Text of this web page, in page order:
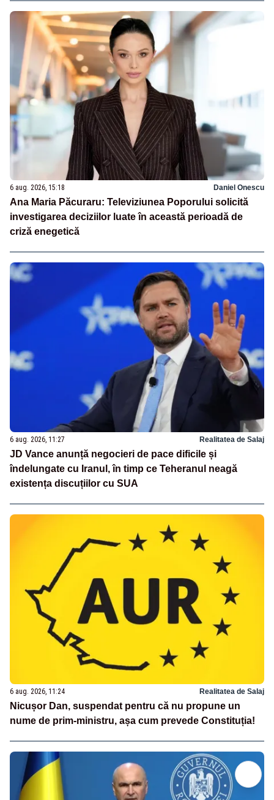
6 aug. 2026, 15:18 Daniel Onescu
Ana Maria Păcuraru: Televiziunea Poporului solicită
investigarea deciziilor luate în această perioadă de
criză enegetică
6 aug. 2026, 11:27 Realitatea de Salaj
JD Vance anunță negocieri de pace dificile și
îndelungate cu Iranul, în timp ce Teheranul neagă
existența discuțiilor cu SUA
6 aug. 2026, 11:24 Realitatea de Salaj
Nicușor Dan, suspendat pentru că nu propune un
nume de prim-ministru, așa cum prevede Constituția!